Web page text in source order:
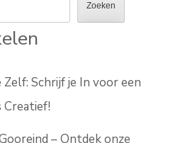
Zoeken
Schrijf je In voor een
Creatief!
– Ontdek onze